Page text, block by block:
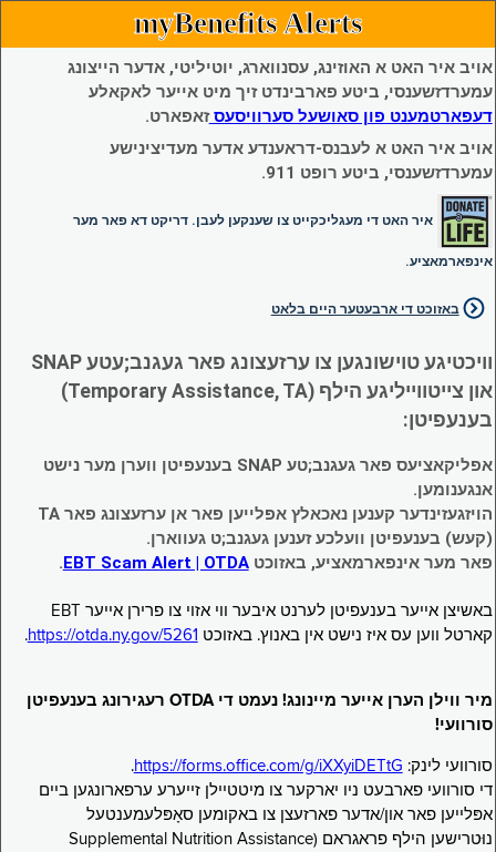
myBenefits Alerts
אויב איר האט א האוזינג, עסנווארג, יוטיליטי, אדער הייצונג
עמערדזשענסי, ביטע פארבינדט זיך מיט אייער לאקאלע
דעפארטמענט פון סאושעל סערוויסעסזאפארט.
אויב איר האט א לעבנס-דראענדע אדער מעדיצינישע
עמערדזשענסי, ביטע רופט 911.
איר האט די מעגליכקייט צו שענקען לעבן. דריקט דא פאר מער
אינפארמאציע.
באזוכט די ארבעטער היים בלאט
וויכטיגע טוישונגען צו ערזעצונג פאר געגנב;עטע SNAP
און צייטווייליגע הילף (Temporary Assistance, TA)
בענעפיטן:
אפליקאציעס פאר געגנב;טע SNAP בענעפיטן ווערן מער נישט
אנגענומען.
הויזגעזינדער קענען נאכאלץ אפּלייען פאר אן ערזעצונג פאר TA
(קעש) בענעפיטן וועלכע זענען געגנב;ט געווארן.
פאר מער אינפארמאציע, באזוכטEBT Scam Alert | OTDA
.
באשיצן אייער בענעפיטן לערנט איבער ווי אזוי צו פרירן אייער EBT
קארטל ווען עס איז נישט אין באנוץ. באזוכט https://otda.ny.gov/5261
.
מיר ווילן הערן אייער מיינונג! נעמט די OTDA רעגירונג בענעפיטן
סורוועי!
סורוועי לינק: https://forms.office.com/g/iXXyiDETtG
.
די סורוועי פארבעט ניו יארקער צו מיטטיילן זייערע ערפארונגען ביים
אפּלייען פאר און/אדער פארזעצן צו באקומען סאָפּלעמענטעל
נוּטרישען הילף פראגראם (Supplemental Nutrition Assistance